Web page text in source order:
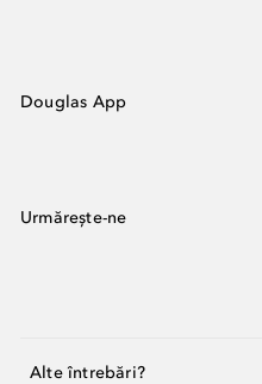
Douglas App
Urmărește-ne
Alte întrebări?